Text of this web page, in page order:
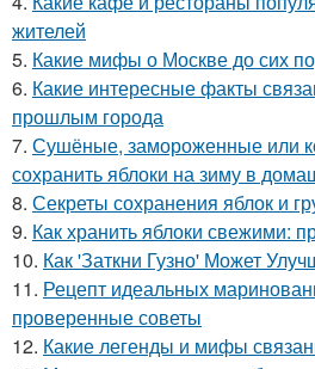
жителей
5. Какие мифы о Москве до сих
6. Какие интересные факты
прошлым города
7. Сушёные, замороженные или
сохранить яблоки на зиму в
8. Секреты сохранения яблок и
9. Как хранить яблоки свежими:
10. Как 'Заткни Гузно' Может
11. Рецепт идеальных
проверенные советы
12. Какие легенды и мифы